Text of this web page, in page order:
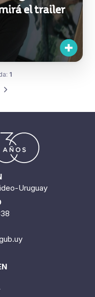
el trailer
1
Uruguay